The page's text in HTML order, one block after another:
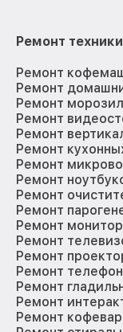
Ремонт техники
Ремонт
Ремонт
Ремонт
Ремонт
Ремонт
Ремонт
Ремонт
Ремонт
Ремонт
Ремонт
Ремонт
Ремонт
Ремонт
Ремонт
Ремонт
Ремонт
Ремонт